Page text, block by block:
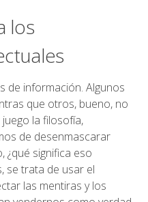
los
de información. Algunos
que otros, bueno, no
la filosofía,
de desenmascarar
¿qué significa eso
se trata de usar el
las mentiras y los